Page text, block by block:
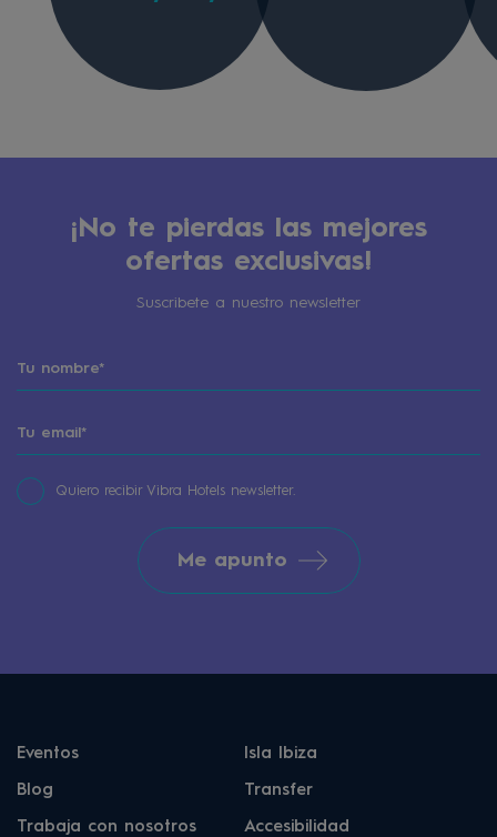
¡No te pierdas las mejores
ofertas exclusivas!
Suscribete a nuestro newsletter
Quiero recibir Vibra Hotels newsletter.
Me apunto
Eventos Isla Ibiza
Blog Transfer
Trabaja con nosotros Accesibilidad